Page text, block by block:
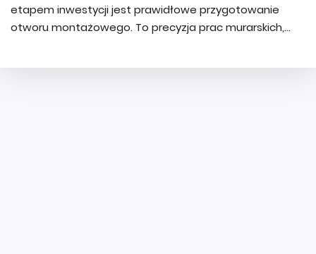
etapem inwestycji jest prawidłowe przygotowanie
otworu montażowego. To precyzja prac murarskich,...